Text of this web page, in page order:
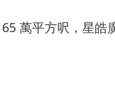
萬平方呎，星皓